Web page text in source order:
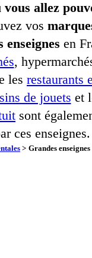
vous allez
vos
enseignes en
,
les restaurants
de jouets et
sont
ces enseignes.
> Grandes